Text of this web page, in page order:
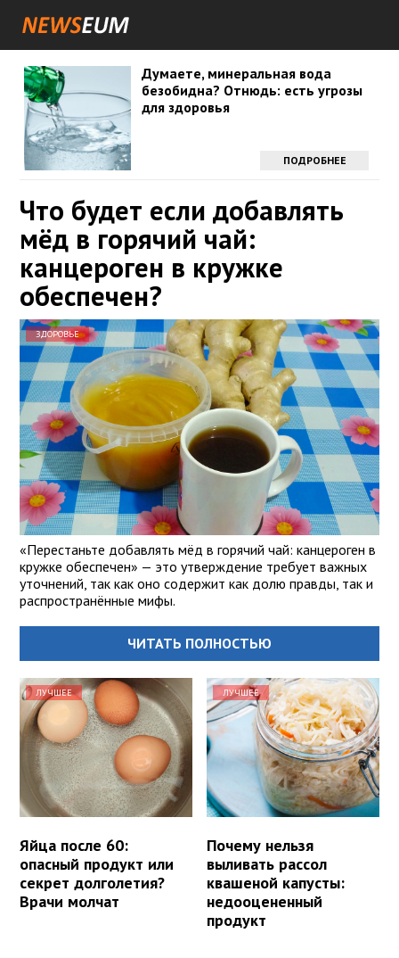
Думаете, минеральная вода
безобидна? Отнюдь: есть угрозы
для здоровья
ПОДРОБНЕЕ
Что будет если добавлять
мёд в горячий чай:
канцероген в кружке
обеспечен?
ЗДОРОВЬЕ
«Перестаньте добавлять мёд в горячий чай: канцероген в
кружке обеспечен» — это утверждение требует важных
уточнений, так как оно содержит как долю правды, так и
распространённые мифы.
ЧИТАТЬ ПОЛНОСТЬЮ
ЛУЧШЕЕ
Яйца после 60:
опасный продукт или
секрет долголетия?
Врачи молчат
ЛУЧШЕЕ
Почему нельзя
выливать рассол
квашеной капусты:
недооцененный
продукт